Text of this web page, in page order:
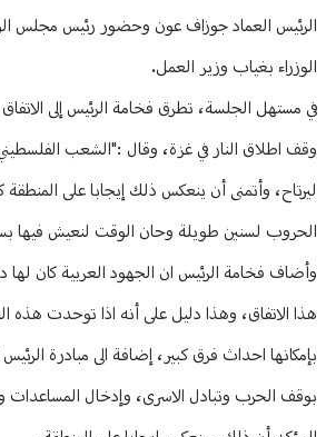
الرئيس العماد جوزاف عون وحضور رئيس مجلس
الوزراء بغياب وزير العمل.
في مستهل الجلسة، تطرق فخامة الرئيس إلى
وقف اطلاق النار في غزة، وقال :"الشعب الفلسطيني
ليرتاح، وأتمنى أن ينعكس ذلك إيجابا على
الحروب لسنين طويلة وحان الوقت لنعيش فيها
وأضاف فخامة الرئيس ان الجهود العربية كان لها
هذا الاتفاق، وهذا دليل على أنه اذا توحدت
بإمكانها احداث فرق كبير، إضافة الى مبادرة الرئيس
بوقف الحرب وتبادل الاسرى، وإدخال